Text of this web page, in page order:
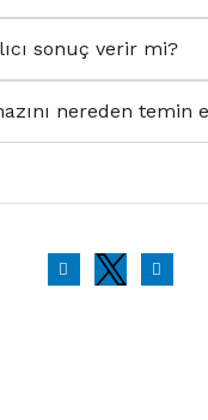
sonuç verir mi?
nereden temin